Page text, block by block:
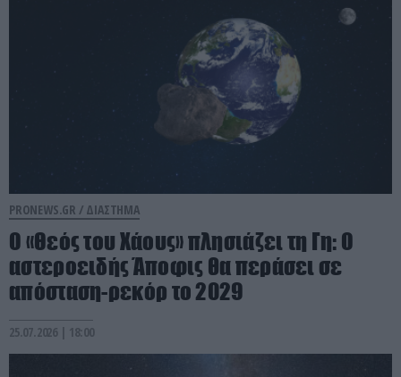
PRONEWS.GR / ΔΙΑΣΤΗΜΑ
Ο «Θεός του Χάους» πλησιάζει τη Γη: Ο
αστεροειδής Άποφις θα περάσει σε
απόσταση-ρεκόρ το 2029
25.07.2026 | 18:00